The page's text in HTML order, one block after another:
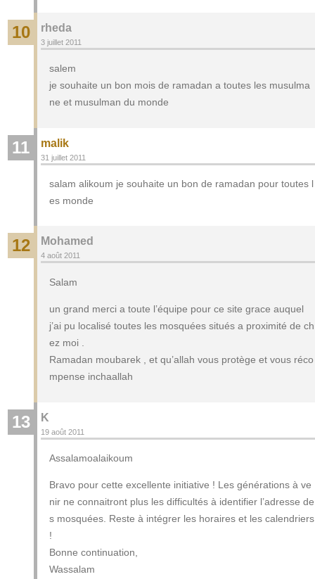
10 rheda
3 juillet 2011
salem
je souhaite un bon mois de ramadan a toutes les musulma
ne et musulman du monde
11 malik
31 juillet 2011
salam alikoum je souhaite un bon de ramadan pour toutes l
es monde
12 Mohamed
4 août 2011
Salam
un grand merci a toute l’équipe pour ce site grace auquel
j’ai pu localisé toutes les mosquées situés a proximité de ch
ez moi .
Ramadan moubarek , et qu’allah vous protège et vous réco
mpense inchaallah
13 K
19 août 2011
Assalamoalaikoum
Bravo pour cette excellente initiative ! Les générations à ve
nir ne connaitront plus les difficultés à identifier l’adresse de
s mosquées. Reste à intégrer les horaires et les calendriers
!
Bonne continuation,
Wassalam